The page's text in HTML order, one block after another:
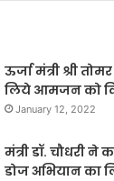
ऊर्जा मंत्री श्री
लिये आमजन को
January 12, 2022
मंत्री डॉ. चौधरी
डोज अभियान का